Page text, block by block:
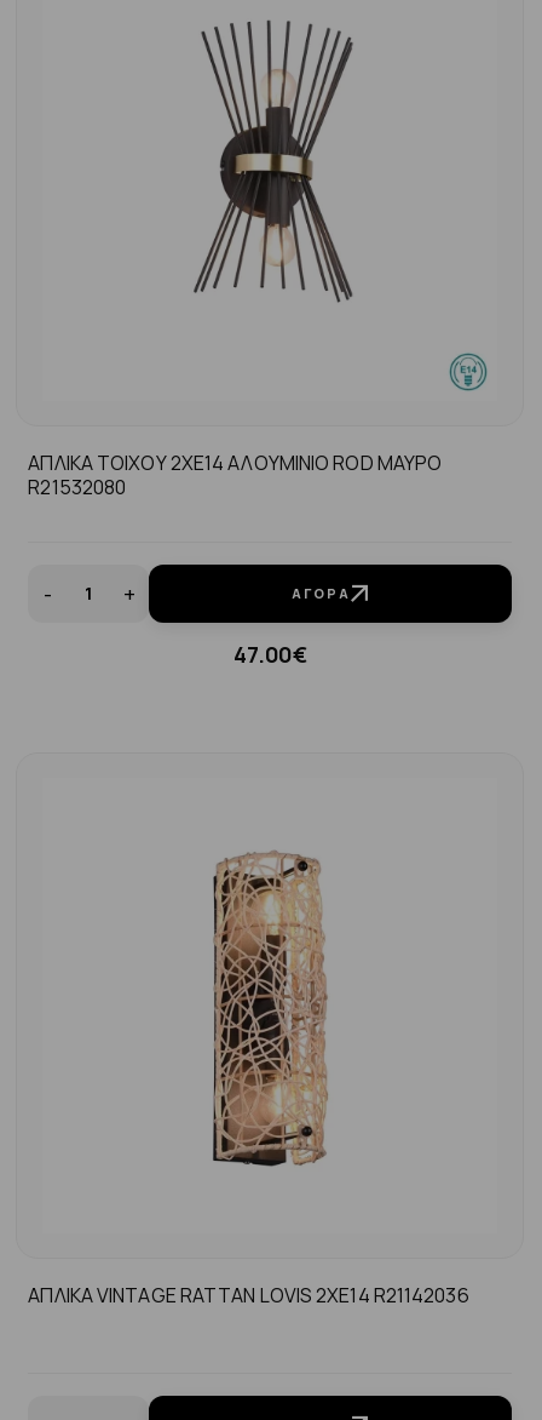
ΑΠΛΙΚΑ ΤΟΙΧΟΥ 2ΧE14 ΑΛΟΥΜΙΝΙΟ ROD ΜΑΥΡΟ
R21532080
- + ΑΓΟΡΆ
47.00€
AΠΛΙΚΑ VINTAGE RΑΤΤΑΝ LOVIS 2XE14 R21142036